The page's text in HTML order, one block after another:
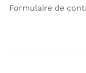
Formulaire de